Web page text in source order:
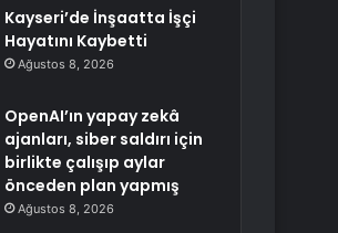
Kayseri’de İnşaatta İşçi
Hayatını Kaybetti
Ağustos 8, 2026
OpenAI’ın yapay zekâ
ajanları, siber saldırı için
birlikte çalışıp aylar
önceden plan yapmış
Ağustos 8, 2026